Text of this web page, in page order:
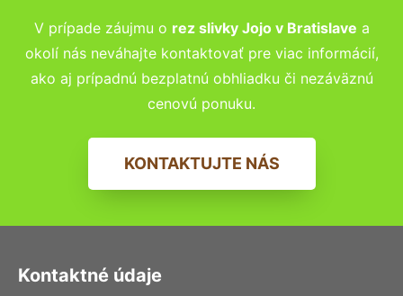
V prípade záujmu o rez slivky Jojo vBratislave a
okolí nás neváhajte kontaktovať pre viac informácií,
ako aj prípadnú bezplatnú obhliadku či nezáväznú
cenovú ponuku.
KONTAKTUJTE NÁS
Kontaktné údaje